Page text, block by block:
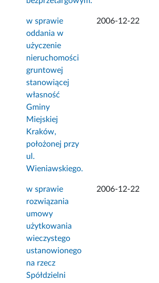
w sprawie
oddania w
użyczenie
nieruchomości
gruntowej
stanowiącej
własność
Gminy
Miejskiej
Kraków,
położonej przy
ul.
Wieniawskiego.
2006-12-22
w sprawie
rozwiązania
umowy
użytkowania
wieczystego
ustanowionego
na rzecz
Spółdzielni
2006-12-22